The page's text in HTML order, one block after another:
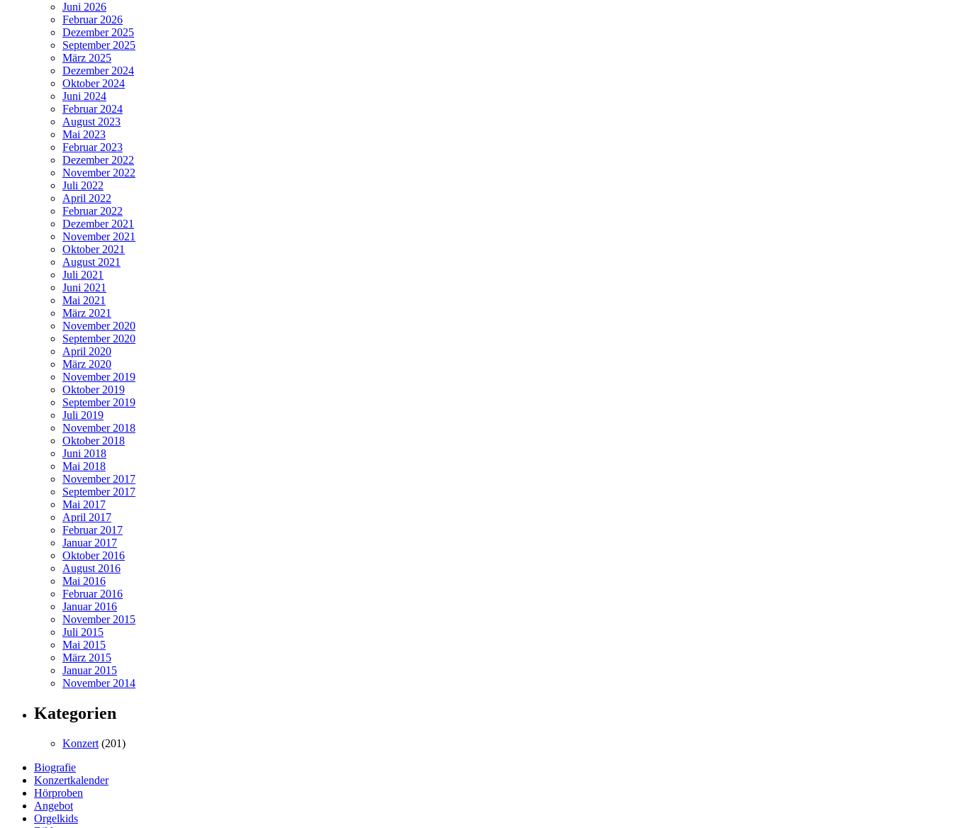
Juni 2026
Februar 2026
Dezember 2025
September 2025
März 2025
Dezember 2024
Oktober 2024
Juni 2024
Februar 2024
August 2023
Mai 2023
Februar 2023
Dezember 2022
November 2022
Juli 2022
April 2022
Februar 2022
Dezember 2021
November 2021
Oktober 2021
August 2021
Juli 2021
Juni 2021
Mai 2021
März 2021
November 2020
September 2020
April 2020
März 2020
November 2019
Oktober 2019
September 2019
Juli 2019
November 2018
Oktober 2018
Juni 2018
Mai 2018
November 2017
September 2017
Mai 2017
April 2017
Februar 2017
Januar 2017
Oktober 2016
August 2016
Mai 2016
Februar 2016
Januar 2016
November 2015
Juli 2015
Mai 2015
März 2015
Januar 2015
November 2014
Kategorien
Konzert (201)
Biografie
Konzertkalender
Hörproben
Angebot
Orgelkids